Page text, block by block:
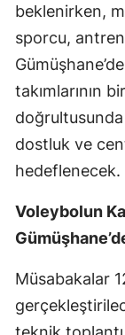
beklenirken,
sporcu,
takımlarının
dostluk ve
hedeflenecek.
Voleybolun
Müsabakalar